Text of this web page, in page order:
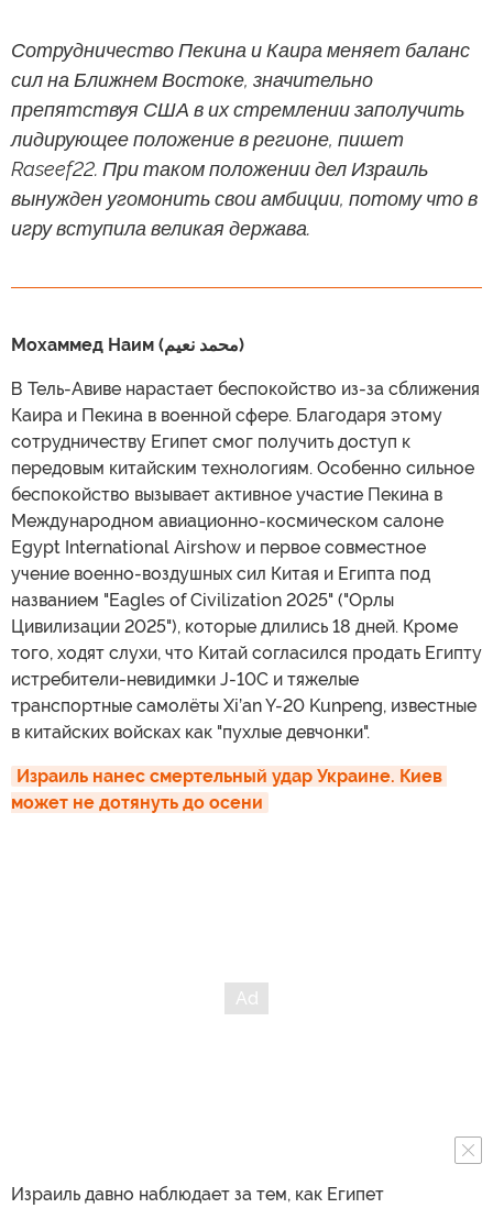
Сотрудничество Пекина и Каира меняет баланс
сил на Ближнем Востоке, значительно
препятствуя США в их стремлении заполучить
лидирующее положение в регионе, пишет
Raseef22. При таком положении дел Израиль
вынужден угомонить свои амбиции, потому что в
игру вступила великая держава.
Мохаммед Наим (محمد نعيم)
В Тель-Авиве нарастает беспокойство из-за сближения
Каира и Пекина в военной сфере. Благодаря этому
сотрудничеству Египет смог получить доступ к
передовым китайским технологиям. Особенно сильное
беспокойство вызывает активное участие Пекина в
Международном авиационно-космическом салоне
Egypt International Airshow и первое совместное
учение военно-воздушных сил Китая и Египта под
названием "Eagles of Civilization 2025" ("Орлы
Цивилизации 2025"), которые длились 18 дней. Кроме
того, ходят слухи, что Китай согласился продать Египту
истребители-невидимки J-10C и тяжелые
транспортные самолёты Xi’an Y-20 Kunpeng, известные
в китайских войсках как "пухлые девчонки".
Израиль нанес смертельный удар Украине. Киев
может не дотянуть до осени
Израиль давно наблюдает за тем, как Египет